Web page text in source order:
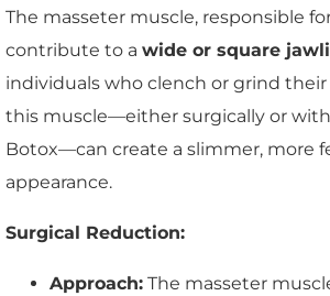
The masseter muscle, responsible
contribute to a wide or square
individuals who clench or grind
this muscle—either surgically or
Botox—can create a slimmer, more
appearance.
Surgical Reduction:
Approach: The masseter